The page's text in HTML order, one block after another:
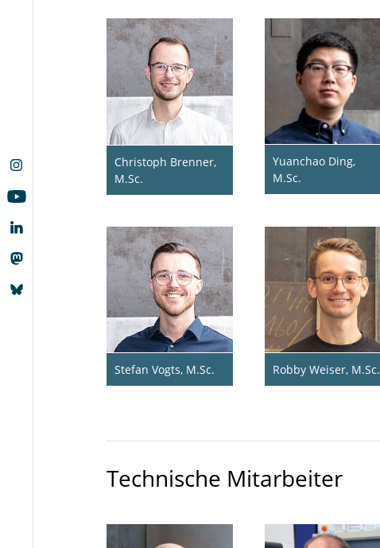
Christoph Brenner,
M.Sc.
Yuanchao Ding,
M.Sc.
Stefan Vogts, M.Sc. Robby Weiser, M.Sc.
Technische Mitarbeiter